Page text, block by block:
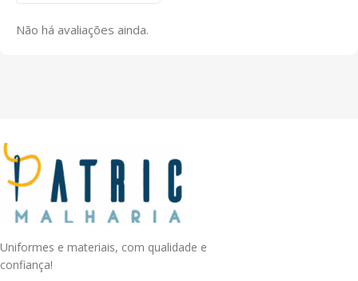
Não há avaliações ainda.
Uniformes e materiais, com qualidade e
confiança!